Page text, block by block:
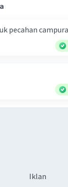
pecahan
Iklan